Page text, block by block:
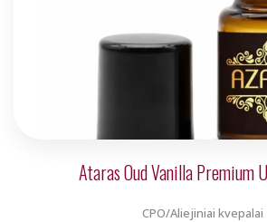
Ataras Oud Vanilla Premium
CPO/Aliejiniai kvepalai